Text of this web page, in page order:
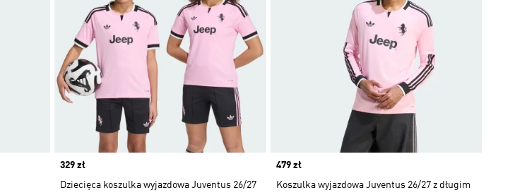
Price
329 zł
Dziecięca koszulka wyjazdowa Juventus 26/27
Price
479 zł
Koszulka wyjazdowa Juventus 26/27 z długim